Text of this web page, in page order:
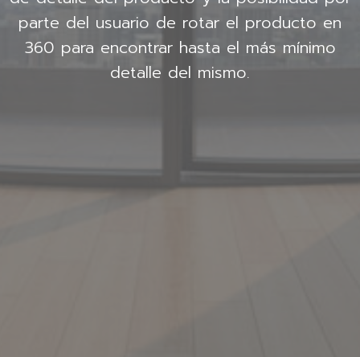
parte del usuario de rotar el producto en
360 para encontrar hasta el más mínimo
detalle del mismo.